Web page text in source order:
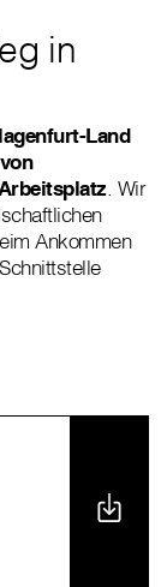
in
Land
. Wir
Ankommen